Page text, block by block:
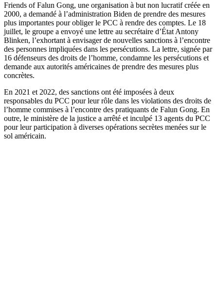
Friends of Falun Gong, une organisation à but non lucratif créée en
2000, a demandé à l’administration Biden de prendre des mesures
plus importantes pour obliger le PCC à rendre des comptes. Le 18
juillet, le groupe a envoyé une lettre au secrétaire d’État Antony
Blinken, l’exhortant à envisager de nouvelles sanctions à l’encontre
des personnes impliquées dans les persécutions. La lettre, signée par
16 défenseurs des droits de l’homme, condamne les persécutions et
demande aux autorités américaines de prendre des mesures plus
concrètes.
En 2021 et 2022, des sanctions ont été imposées à deux
responsables du PCC pour leur rôle dans les violations des droits de
l’homme commises à l’encontre des pratiquants de Falun Gong. En
outre, le ministère de la justice a arrêté et inculpé 13 agents du PCC
pour leur participation à diverses opérations secrètes menées sur le
sol américain.